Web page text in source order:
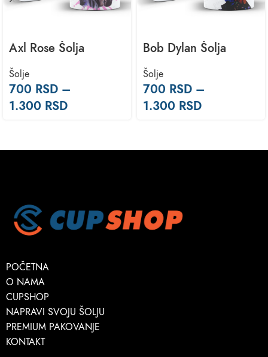
Axl Rose Šolja
Šolje
700 RSD –
1.300 RSD
Bob Dylan Šolja
Šolje
700 RSD –
1.300 RSD
POČETNA
O NAMA
CUPSHOP
NAPRAVI SVOJU ŠOLJU
PREMIUM PAKOVANJE
KONTAKT